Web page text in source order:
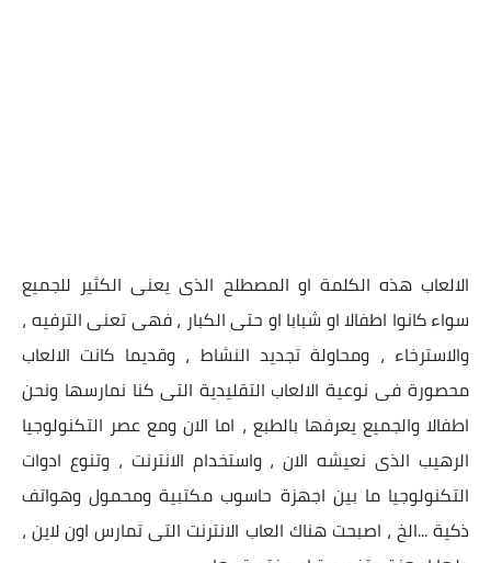
الالعاب هذه الكلمة او المصطلح الذى يعنى الكثير للجميع
سواء كانوا اطفالا او شبابا او حتى الكبار ، فهى تعنى الترفيه ،
والاسترخاء ، ومحاولة تجديد النشاط ، وقديما كانت الالعاب
محصورة فى نوعية الالعاب التقليدية التى كنا نمارسها ونحن
اطفالا والجميع يعرفها بالطبع ، اما الان ومع عصر التكنولوجيا
الرهيب الذى نعيشه الان ، واستخدام الانترنت ، وتنوع ادوات
التكنولوجيا ما بين اجهزة حاسوب مكتبية ومحمول وهواتف
ذكية ...الخ ، اصبحت هناك العاب الانترنت التى تمارس اون لاين ،